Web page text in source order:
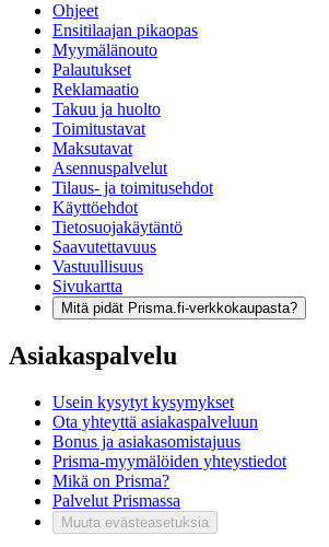
Ohjeet
Ensitilaajan pikaopas
Myymälänouto
Palautukset
Reklamaatio
Takuu ja huolto
Toimitustavat
Maksutavat
Asennuspalvelut
Tilaus- ja toimitusehdot
Käyttöehdot
Tietosuojakäytäntö
Saavutettavuus
Vastuullisuus
Sivukartta
Mitä pidät Prisma.fi-verkkokaupasta?
Asiakaspalvelu
Usein kysytyt kysymykset
Ota yhteyttä asiakaspalveluun
Bonus ja asiakasomistajuus
Prisma-myymälöiden yhteystiedot
Mikä on Prisma?
Palvelut Prismassa
Muuta evästeasetuksia